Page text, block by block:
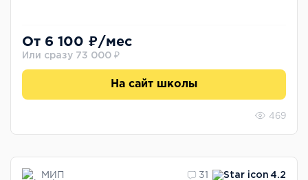
От 6 100 ₽/мес
Или сразу 73 000 ₽
На сайт школы
469
МИП 31 4.2